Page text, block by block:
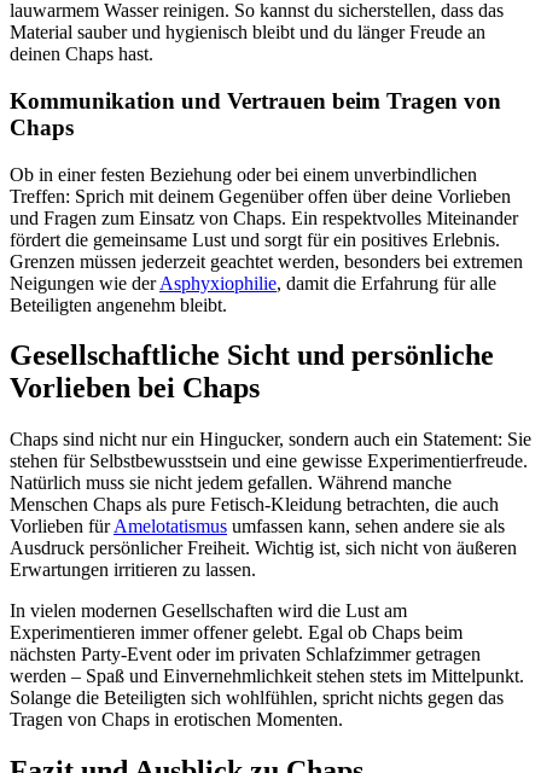
lauwarmem Wasser reinigen. So kannst du sicherstellen, dass das
Material sauber und hygienisch bleibt und du länger Freude an
deinen Chaps hast.
Kommunikation und Vertrauen beim Tragen von
Chaps
Ob in einer festen Beziehung oder bei einem unverbindlichen
Treffen: Sprich mit deinem Gegenüber offen über deine Vorlieben
und Fragen zum Einsatz von Chaps. Ein respektvolles Miteinander
fördert die gemeinsame Lust und sorgt für ein positives Erlebnis.
Grenzen müssen jederzeit geachtet werden, besonders bei extremen
Neigungen wie derAsphyxiophilie, damit die Erfahrung für alle
Beteiligten angenehm bleibt.
Gesellschaftliche Sicht und persönliche
Vorlieben bei Chaps
Chaps sind nicht nur ein Hingucker, sondern auch ein Statement: Sie
stehen für Selbstbewusstsein und eine gewisse Experimentierfreude.
Natürlich muss sie nicht jedem gefallen. Während manche
Menschen Chaps als pure Fetisch-Kleidung betrachten, die auch
Vorlieben fürAmelotatismus umfassen kann, sehen andere sie als
Ausdruck persönlicher Freiheit. Wichtig ist, sich nicht von äußeren
Erwartungen irritieren zu lassen.
In vielen modernen Gesellschaften wird die Lust am
Experimentieren immer offener gelebt. Egal ob Chaps beim
nächsten Party-Event oder im privaten Schlafzimmer getragen
werden – Spaß und Einvernehmlichkeit stehen stets im Mittelpunkt.
Solange die Beteiligten sich wohlfühlen, spricht nichts gegen das
Tragen von Chaps in erotischen Momenten.